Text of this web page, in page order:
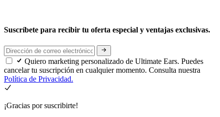
Suscríbete para recibir tu oferta especial y ventajas exclusivas.
Quiero marketing personalizado de Ultimate Ears. Puedes
cancelar tu suscripción en cualquier momento. Consulta nuestra
Política de Privacidad.
¡Gracias por suscribirte!